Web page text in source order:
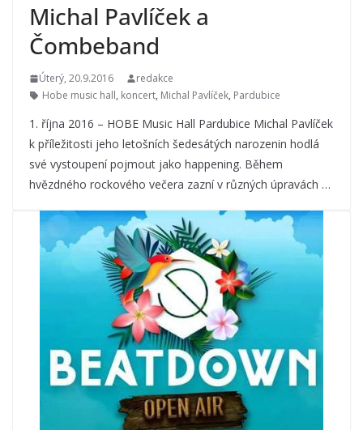
Michal Pavlíček a
Čombeband
Úterý, 20.9.2016
redakce
Hobe music hall, koncert, Michal Pavlíček, Pardubice
1. října 2016 – HOBE Music Hall Pardubice Michal Pavlíček
k příležitosti jeho letošních šedesátých narozenin hodlá
své vystoupení pojmout jako happening. Během
hvězdného rockového večera zazní v různých úpravách …